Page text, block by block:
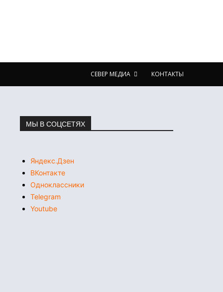
СЕВЕР МЕДИА КОНТАКТЫ
МЫ В СОЦСЕТЯХ
Яндекс.Дзен
ВКонтакте
Одноклассники
Telegram
Youtube